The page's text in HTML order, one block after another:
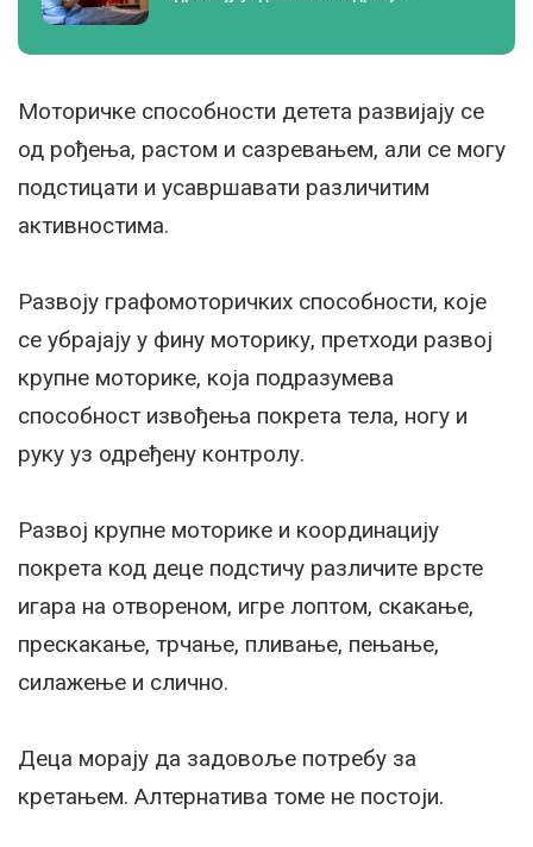
Моторичке способности детета развијају се
од рођења, растом и сазревањем, али се могу
подстицати и усавршавати различитим
активностима.
Развоју графомоторичких способности, које
се убрајају у фину моторику, претходи развој
крупне моторике, која подразумева
способност извођења покрета тела, ногу и
руку уз одређену контролу.
Развој крупне моторике и координацију
покрета код деце подстичу различите врсте
игара на отвореном, игре лоптом, скакање,
прескакање, трчање, пливање, пењање,
силажење и слично.
Деца морају да задовоље потребу за
кретањем. Алтернатива томе не постоји.